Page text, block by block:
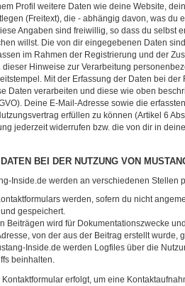
Profil weitere Daten wie deine Website,
(Freitext), die - abhängig davon, was du
Angaben sind freiwillig, so dass du selbst
willst. Die von dir eingegebenen Daten
im Rahmen der Registrierung und der
Hinweise zur Verarbeitung
Mit der Erfassung der Daten bei
Daten verarbeiten und diese wie oben
Deine E-Mail-Adresse sowie die
erfüllen zu können (Artikel 6
jederzeit widerrufen bzw. die von dir in
BEI DER NUTZUNG VON
Inside.de werden an verschiedenen Stellen
werden, sofern du nicht
gespeichert.
Beiträgen wird für Dokumentationszwecke
von der aus der Beitrag erstellt wurde,
Inside.de werden Logfiles über die
beinhalten.
erfolgt, um eine